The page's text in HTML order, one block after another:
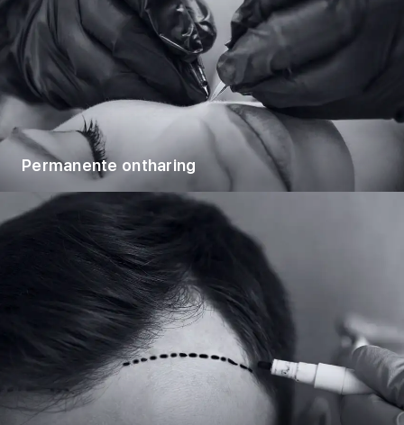
Permanente ontharing